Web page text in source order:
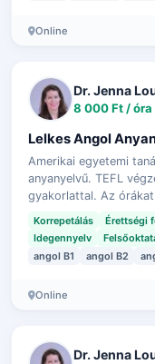
Online
Dr. Jenna
8 000 Ft / óra
Lelkes Angol
Amerikai egyetemi
anyanyelvű. TEFL
gyakorlattal. Az
Segítek letenni ango…
Korrepetálás Érettségi
Idegennyelv
angol B1
angol B2
Online
Dr. Jenna